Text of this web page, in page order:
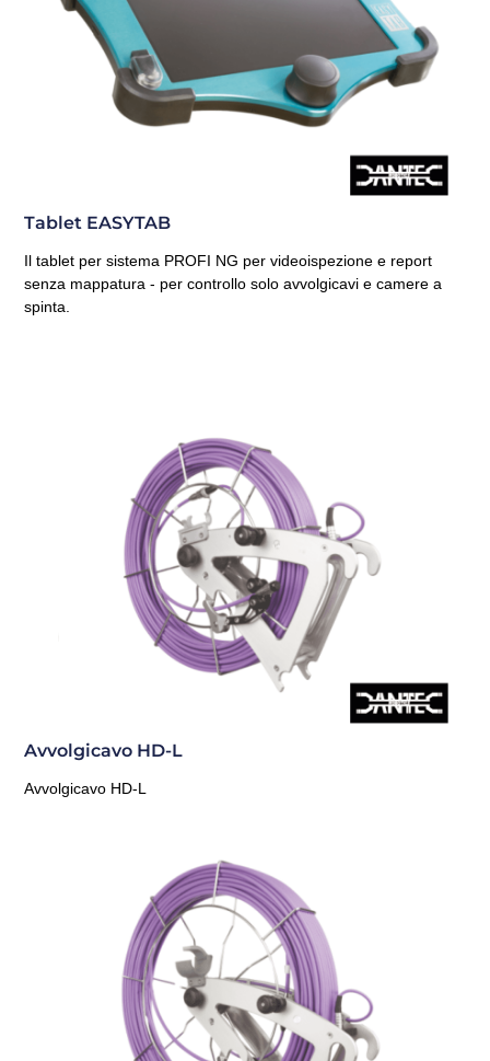
Tablet EASYTAB
Il tablet per sistema PROFI NG per videoispezione e report
senza mappatura - per controllo solo avvolgicavi e camere a
spinta.
Avvolgicavo HD-L
Avvolgicavo HD-L